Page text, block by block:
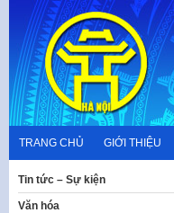
content
TRANG CHỦ GIỚI THIỆU
Tin tức – Sự kiện
Văn hóa